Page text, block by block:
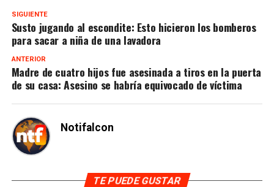
SIGUIENTE
Susto jugando al escondite: Esto hicieron los bomberos
para sacar a niña de una lavadora
ANTERIOR
Madre de cuatro hijos fue asesinada a tiros en la puerta
de su casa: Asesino se habría equivocado de víctima
Notifalcon
TE PUEDE GUSTAR